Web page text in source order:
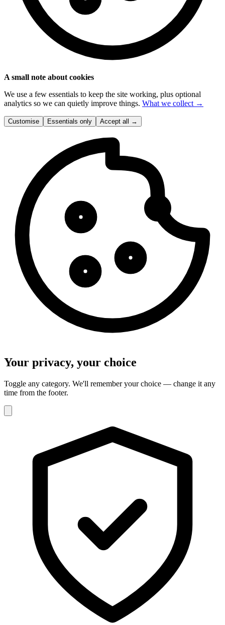
A small note about cookies
We use a few essentials to keep the site working, plus optional
analytics so we can quietly improve things. What we collect →
Customise Essentials only Accept all →
Your privacy, your choice
Toggle any category. We'll remember your choice — change it any
time from the footer.